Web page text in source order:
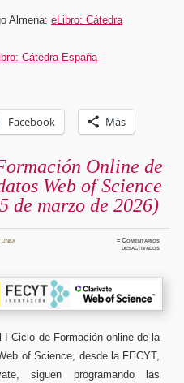
Almena:eLibro: Cátedra
Cátedra España
Facebook Más
Online de
Web of Science
de marzo de 2026)
línea ≈Comentarios
desactivadosen
Online
of
–
I Ciclo de Formación online de la
of Science, desde la FECYT,
siguen programando las